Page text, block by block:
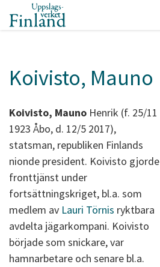
Koivisto, Mauno
Koivisto, Mauno Henrik (f. 25/11
1923 Åbo, d. 12/5 2017),
statsman, republiken Finlands
nionde president. Koivisto gjorde
fronttjänst under
fortsättningskriget, bl.a. som
medlem av Lauri Törnis ryktbara
avdelta jägarkompani. Koivisto
började som snickare, var
hamnarbetare och senare bl.a.